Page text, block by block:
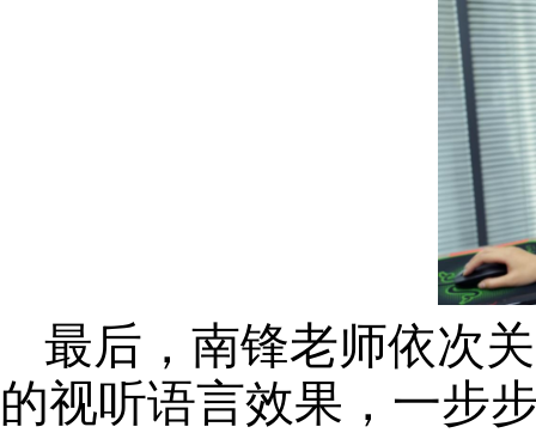
最后，南锋老师依次
的视听语言效果， 一步